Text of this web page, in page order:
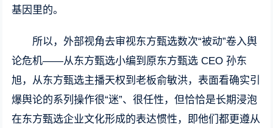
基因里的。
所以，外部视角去审视东方甄选数次“被动”卷入舆
论危机——从东方甄选小编到原东方甄选 CEO 孙东
旭，从东方甄选主播天权到老板俞敏洪，表面看确实引
爆舆论的系列操作很“迷”、很任性，但恰恰是长期浸泡
在东方甄选企业文化形成的表达惯性，即他们都更遵从